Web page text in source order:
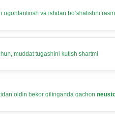
ogohlantirish va ishdan boʻshatishni
muddat tugashini kutish shartmi
oldin bekor qilinganda qachon